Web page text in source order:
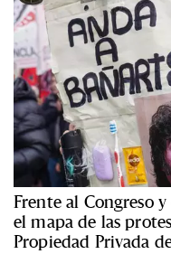
Frente al Congreso
el mapa de las
Propiedad Privada